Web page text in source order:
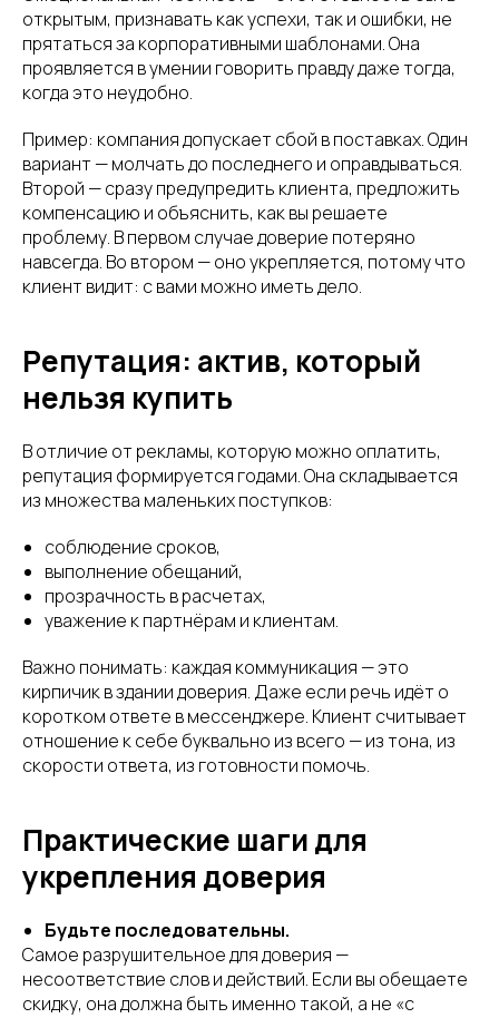
открытым, признавать как успехи, так и ошибки, не
прятаться за корпоративными шаблонами. Она
проявляется в умении говорить правду даже тогда,
когда это неудобно.
Пример: компания допускает сбой в поставках. Один
вариант — молчать до последнего и оправдываться.
Второй — сразу предупредить клиента, предложить
компенсацию и объяснить, как вы решаете
проблему. В первом случае доверие потеряно
навсегда. Во втором — оно укрепляется, потому что
клиент видит: с вами можно иметь дело.
Репутация: актив, который
нельзя купить
В отличие от рекламы, которую можно оплатить,
репутация формируется годами. Она складывается
из множества маленьких поступков:
соблюдение сроков,
выполнение обещаний,
прозрачность в расчетах,
уважение к партнёрам и клиентам.
Важно понимать: каждая коммуникация — это
кирпичик в здании доверия. Даже если речь идёт о
коротком ответе в мессенджере. Клиент считывает
отношение к себе буквально из всего — из тона, из
скорости ответа, из готовности помочь.
Практические шаги для
укрепления доверия
Будьте последовательны.
Самое разрушительное для доверия —
несоответствие слов и действий. Если вы обещаете
скидку, она должна быть именно такой, а не «с